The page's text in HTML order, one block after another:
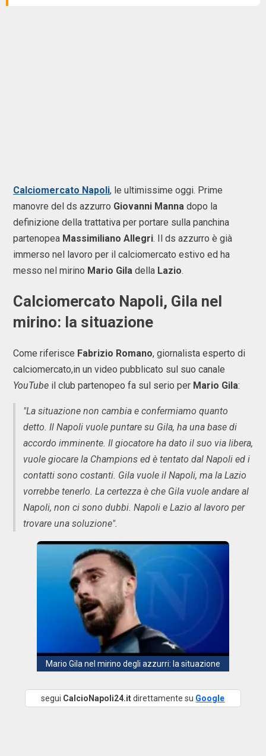
Calciomercato Napoli, le ultimissime oggi. Prime
manovre del ds azzurro Giovanni Manna dopo la
definizione della trattativa per portare sulla panchina
partenopea Massimiliano Allegri. Il ds azzurro è già
immerso nel lavoro per il calciomercato estivo ed ha
messo nel mirino Mario Gila della Lazio.
Calciomercato Napoli, Gila nel
mirino: la situazione
Come riferisce Fabrizio Romano, giornalista esperto di
calciomercato,in un video pubblicato sul suo canale
YouTube il club partenopeo fa sul serio per Mario Gila:
"La situazione non cambia e confermiamo quanto
detto. Il Napoli vuole puntare su Gila, ha una base di
accordo imminente. Il giocatore ha dato il suo via libera,
vuole giocare la Champions ed è tentato dal Napoli ed i
contatti sono costanti. Gila vuole il Napoli, ma la Lazio
vorrebbe tenerlo. La certezza è che Gila vuole andare al
Napoli, non ci sono dubbi. Napoli e Lazio al lavoro per
trovare una soluzione".
Mario Gila nel mirino degli azzurri: la situazione
segui CalcioNapoli24.itdirettamente su Google